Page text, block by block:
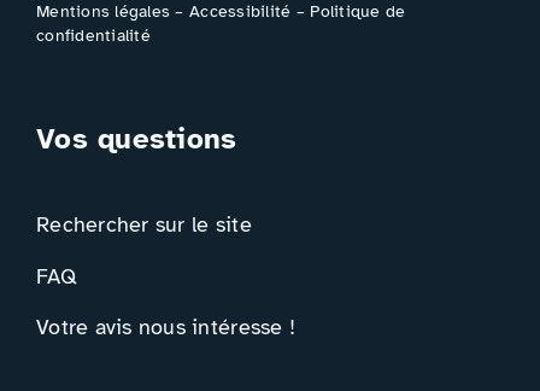
Mentions légales –Accessibilité – Politique de
confidentialité
Vos questions
Rechercher sur le site
FAQ
Votre avis nous intéresse !